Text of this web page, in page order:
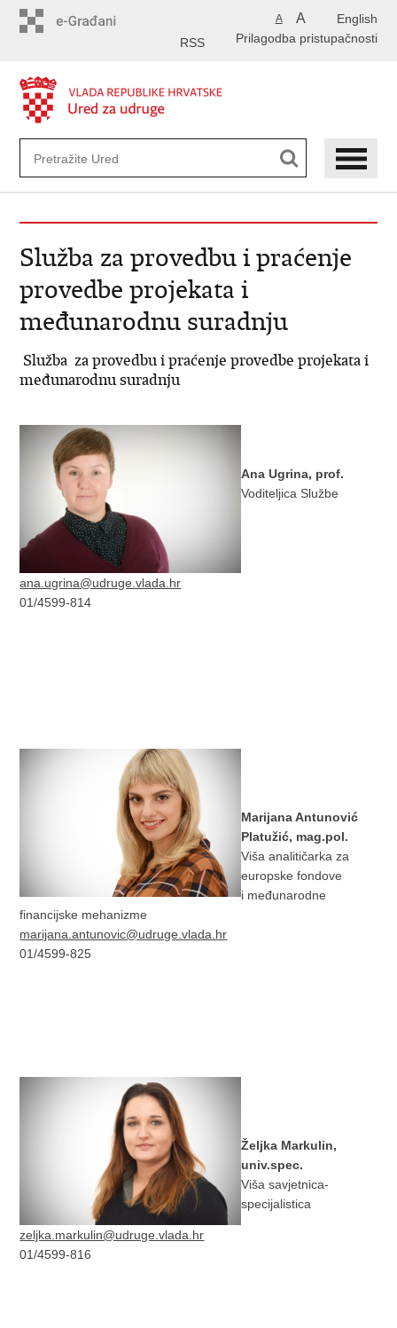
English
A A
Prilagodba pristupačnosti
RSS
Služba za provedbu i praćenje
provedbe projekata i
međunarodnu suradnju
Služba za provedbu i praćenje provedbe projekata i
međunarodnu suradnju
Ana Ugrina, prof.
Voditeljica Službe
ana.ugrina@udruge.vlada.hr
01/4599-814
Marijana Antunović
Platužić, mag.pol.
Viša analitičarka za
europske fondove
i međunarodne
financijske mehanizme
marijana.antunovic@udruge.vlada.hr
01/4599-825
Željka Markulin,
univ.spec.
Viša savjetnica-
specijalistica
zeljka.markulin@udruge.vlada.hr
01/4599-816